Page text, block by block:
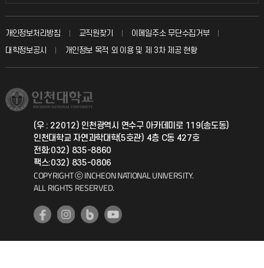
입학안내
취업정보(학생)
칭찬마당
학생서비스 지킴이
총동문회
교수회
교육혁신본부
국제지원과
공자아카데미
기초교육원
개인정보처리방침 교직원찾기
이메일주소 무단수집거부
대학정보공시
개인정보 목적 외 이용 및 제 3차 제공 현황
(우 : 22012) 인천광역시 연수구 아카데미로 119(송도동)
인천대학교 자연과학대학(5호관) 4층 C동 427호
전화:032) 835-8860
팩스:032) 835-0806
COPYRIGHT ⓒ INCHEON NATIONAL UNIVERSITY.
ALL RIGHTS RESERVED.